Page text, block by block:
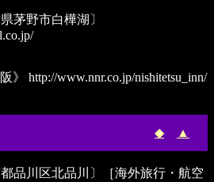
県茅野市白樺湖〕
》 http://www.nnr.co.jp/nishitetsu_inn/
◆ ▲
都品川区北品川〕［海外旅行・航空